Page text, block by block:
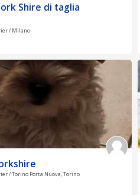
Shire di taglia
/ Milano
/ Torino Porta Nuova, Torino